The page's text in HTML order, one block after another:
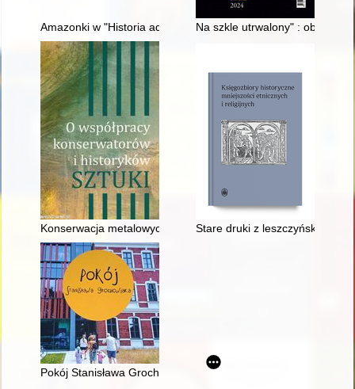
Amazonki w "Historia adversus paganos" Orozjusza : dzieje
Na szkle utrwalony" : obraz
Konserwacja metalowych sarkofagów królewskich z katedry
Stare druki z leszczyńskiego
Pokój Stanisława Grochowiaka